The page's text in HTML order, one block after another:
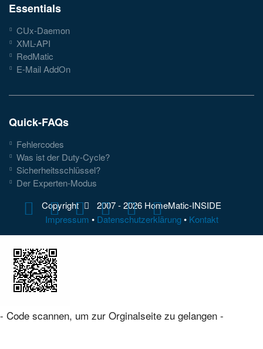
Essentials
CUx-Daemon
XML-API
RedMatic
E-Mail AddOn
Quick-FAQs
Fehlercodes
Was ist der Duty-Cycle?
Sicherheitsschlüssel?
Der Experten-Modus
Copyright
2007 - 2026 HomeMatic-INSIDE
Impressum • Datenschutzerklärung• Kontakt
- Code scannen, um zur Orginalseite zu gelangen -